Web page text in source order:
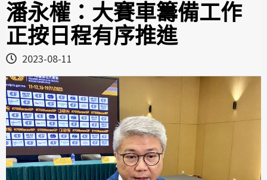
潘永權：大賽車籌備工作
正按日程有序推進
2023-08-11